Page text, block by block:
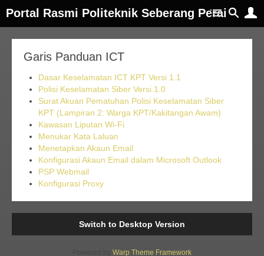
Portal Rasmi Politeknik Seberang Perai
Garis Panduan ICT
Dasar Keselamatan ICT KPT Versi 1.1
Polisi Keselamatan Siber Versi 1.0
Surat Akuan Pematuhan Polisi Keselamatan Siber
KPT (Lampiran 2: Warga KPT/Kakitangan Awam)
Kawasan Liputan Wi-Fi
Menukar Kata Laluan
Menetapkan Akaun Email
Konfigurasi Akaun Email dalam Microsoft Outlook
PSP Webmail
Konfigurasi Proxy
Switch to Desktop Version
Warp Theme Framework